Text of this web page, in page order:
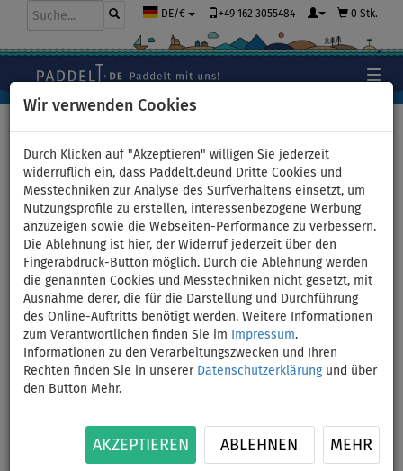
Wir verwenden Cookies
Durch Klicken auf "Akzeptieren" willigen Sie jederzeit
widerruflich ein, dass Paddelt.deund Dritte Cookies und
Messtechniken zur Analyse des Surfverhaltens einsetzt, um
Nutzungsprofile zu erstellen, interessenbezogene Werbung
anzuzeigen sowie die Webseiten-Performance zu verbessern.
Die Ablehnung ist hier, der Widerruf jederzeit über den
Fingerabdruck-Button möglich. Durch die Ablehnung werden
die genannten Cookies und Messtechniken nicht gesetzt, mit
Ausnahme derer, die für die Darstellung und Durchführung
des Online-Auftritts benötigt werden. Weitere Informationen
zum Verantwortlichen finden Sie im
Impressum.
Informationen zu den Verarbeitungszwecken und Ihren
Rechten finden Sie in unserer Datenschutzerklärungund über
den Button Mehr.
AKZEPTIEREN ABLEHNEN MEHR
DE/€ +49 162 3055484 0 Stk.
Geschenkgutschein für ein
Einkauf bei PADDELT.DE - Wert:
50 Euro
Previous